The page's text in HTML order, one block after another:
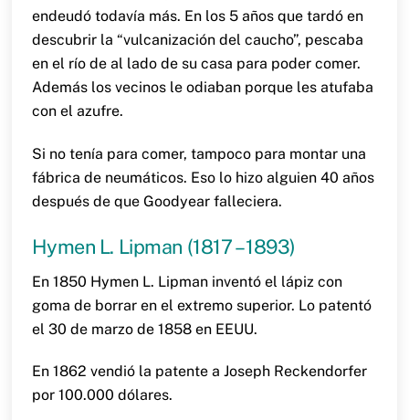
endeudó todavía más. En los 5 años que tardó en
descubrir la “vulcanización del caucho”, pescaba
en el río de al lado de su casa para poder comer.
Además los vecinos le odiaban porque les atufaba
con el azufre.
Si no tenía para comer, tampoco para montar una
fábrica de neumáticos. Eso lo hizo alguien 40 años
después de que Goodyear falleciera.
Hymen L. Lipman (1817 – 1893)
En 1850 Hymen L. Lipman inventó el lápiz con
goma de borrar en el extremo superior. Lo patentó
el 30 de marzo de 1858 en EEUU.
En 1862 vendió la patente a Joseph Reckendorfer
por 100.000 dólares.